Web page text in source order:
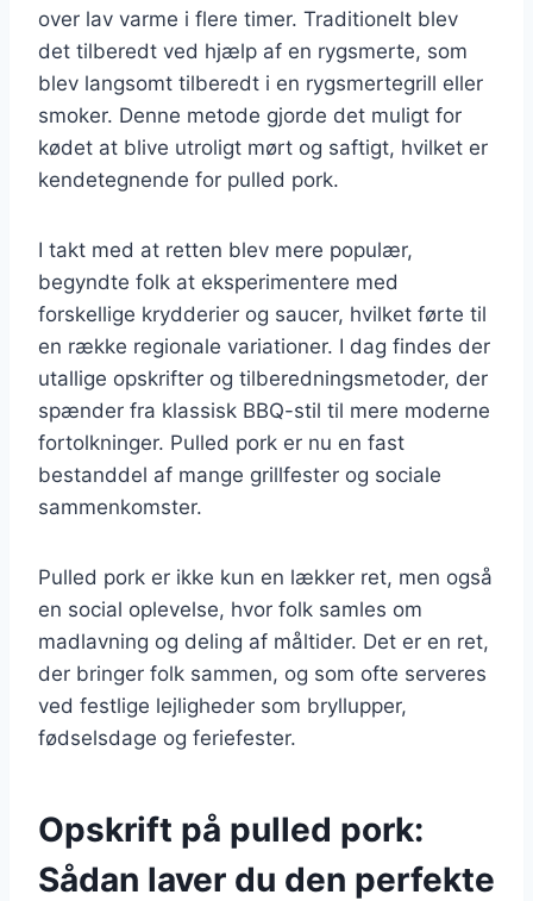
over lav varme i flere timer. Traditionelt blev
det tilberedt ved hjælp af en rygsmerte, som
blev langsomt tilberedt i en rygsmertegrill eller
smoker. Denne metode gjorde det muligt for
kødet at blive utroligt mørt og saftigt, hvilket er
kendetegnende for pulled pork.
I takt med at retten blev mere populær,
begyndte folk at eksperimentere med
forskellige krydderier og saucer, hvilket førte til
en række regionale variationer. I dag findes der
utallige opskrifter og tilberedningsmetoder, der
spænder fra klassisk BBQ-stil til mere moderne
fortolkninger. Pulled pork er nu en fast
bestanddel af mange grillfester og sociale
sammenkomster.
Pulled pork er ikke kun en lækker ret, men også
en social oplevelse, hvor folk samles om
madlavning og deling af måltider. Det er en ret,
der bringer folk sammen, og som ofte serveres
ved festlige lejligheder som bryllupper,
fødselsdage og feriefester.
Opskrift på pulled pork:
Sådan laver du den perfekte